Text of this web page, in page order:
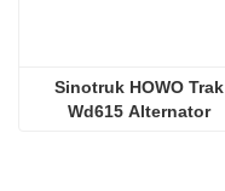
Sinotruk HOWO Trak
Wd615 Alternator